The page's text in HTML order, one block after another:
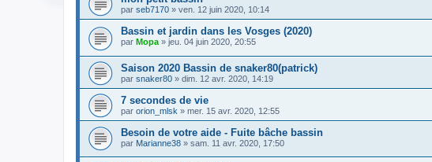
par seb7170 » ven. 12 juin 2020, 10:14
Bassin et jardin dans les Vosges (2020)
par Mopa » jeu. 04 juin 2020, 20:55
Saison 2020 Bassin de snaker80(patrick)
par snaker80 » dim. 12 avr. 2020, 14:19
7 secondes de vie
par orion_mlsk » mer. 15 avr. 2020, 12:55
Besoin de votre aide - Fuite bâche bassin
par Marianne38 » sam. 11 avr. 2020, 17:50